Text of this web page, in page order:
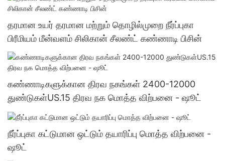
போன்ற ஒரு வகை
தரமான உயர் தரமான மற்றும் தொழில்முறை நீர்ப்புகா
பிரீமியம் மீன்வளம் சிலிகான் சீலண்ட் கண்ணாடி பிசின்
கண்ணாடிகளுக்கான திரவ நகங்கள் 2400-12000
துண்டுகள்US.15 திரவ நக மொத்த விற்பனை - ஷூட்
நீர்ப்புகா கட்டுமான ஒட்டும் தயாரிப்பு மொத்த விற்பனை -
ஷூட்